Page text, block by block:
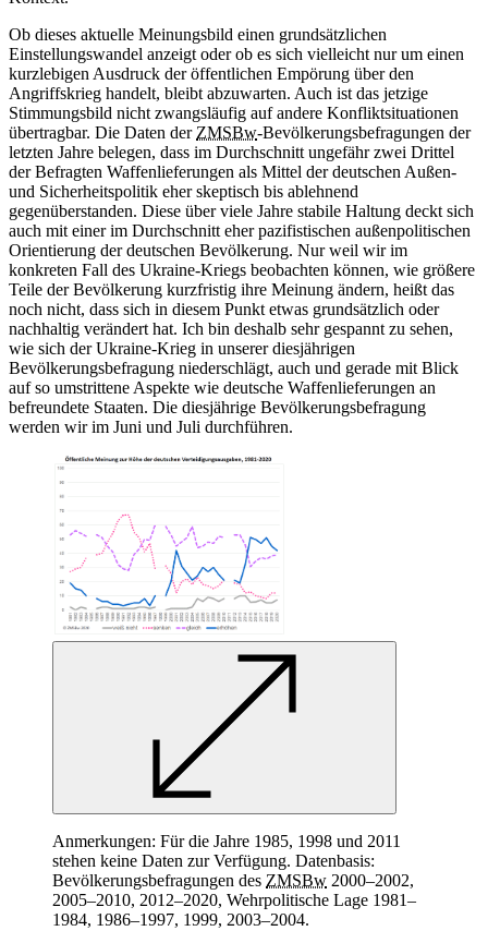
Ob dieses aktuelle Meinungsbild einen grundsätzlichen
Einstellungswandel anzeigt oder ob es sich vielleicht nur um einen
kurzlebigen Ausdruck der öffentlichen Empörung über den
Angriffskrieg handelt, bleibt abzuwarten. Auch ist das jetzige
Stimmungsbild nicht zwangsläufig auf andere Konfliktsituationen
übertragbar. Die Daten der ZMSBw-Bevölkerungsbefragungen der
letzten Jahre belegen, dass im Durchschnitt ungefähr zwei Drittel
der Befragten Waffenlieferungen als Mittel der deutschen Außen-
und Sicherheitspolitik eher skeptisch bis ablehnend
gegenüberstanden. Diese über viele Jahre stabile Haltung deckt sich
auch mit einer im Durchschnitt eher pazifistischen außenpolitischen
Orientierung der deutschen Bevölkerung. Nur weil wir im
konkreten Fall des Ukraine-Kriegs beobachten können, wie größere
Teile der Bevölkerung kurzfristig ihre Meinung ändern, heißt das
noch nicht, dass sich in diesem Punkt etwas grundsätzlich oder
nachhaltig verändert hat. Ich bin deshalb sehr gespannt zu sehen,
wie sich der Ukraine-Krieg in unserer diesjährigen
Bevölkerungsbefragung niederschlägt, auch und gerade mit Blick
auf so umstrittene Aspekte wie deutsche Waffenlieferungen an
befreundete Staaten. Die diesjährige Bevölkerungsbefragung
werden wir im Juni und Juli durchführen.
Anmerkungen: Für die Jahre 1985, 1998 und 2011
stehen keine Daten zur Verfügung. Datenbasis:
Bevölkerungsbefragungen des ZMSBw 2000–2002,
2005–2010, 2012–2020, Wehrpolitische Lage 1981–
1984, 1986–1997, 1999, 2003–2004.